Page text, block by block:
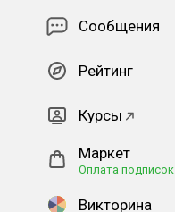
Сообщения
Рейтинг
Курсы
Маркет
Оплата подписок
Викторина